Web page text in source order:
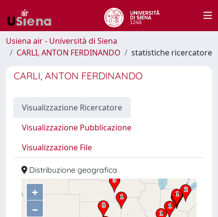
Usiena air - Università di Siena
CARLI, ANTON FERDINANDO
statistiche ricercatore
CARLI, ANTON FERDINANDO
Visualizzazione Ricercatore
Visualizzazione Pubblicazione
Visualizzazione File
Distribuzione geografica
+
–